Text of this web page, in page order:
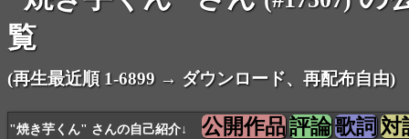
覧
(再生最近順 1-6899 → ダウンロード、再配布自由)
"焼き芋くん" さんの自己紹介↓ 公開作品評論歌詞対